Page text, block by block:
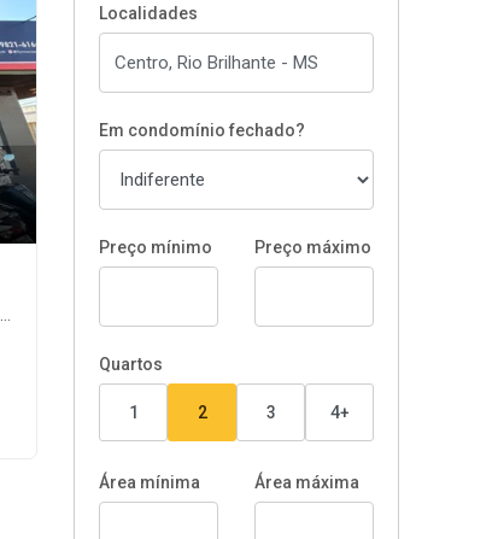
Localidades
Em condomínio fechado?
Preço mínimo Preço máximo
Quartos
1 2 3 4+
Área mínima Área máxima